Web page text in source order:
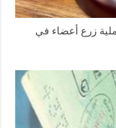
عملية زرع أعضاء في